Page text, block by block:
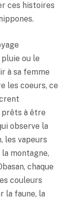
ces histoires
ou le
à sa femme
les coeurs, ce
prêts à être
observe la
les vapeurs
la montagne,
chaque
couleurs
la faune, la